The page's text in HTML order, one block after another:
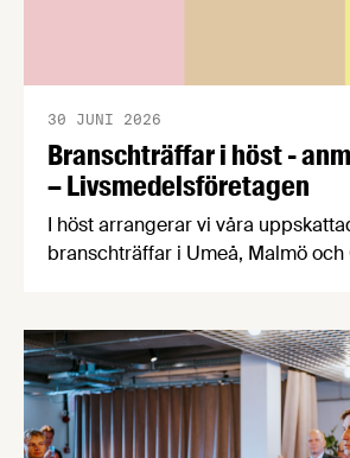
Branschträffar i höst -
– Livsmedelsföretagen
30 JUNI 2026
I höst arrangerar vi våra
branschträffar i Umeå, Malmö och
kan träffa branschkollegor och
erfarenheter. På
branschträffar får du fördjupa dig
viktiga för livsmedelsföretagare att